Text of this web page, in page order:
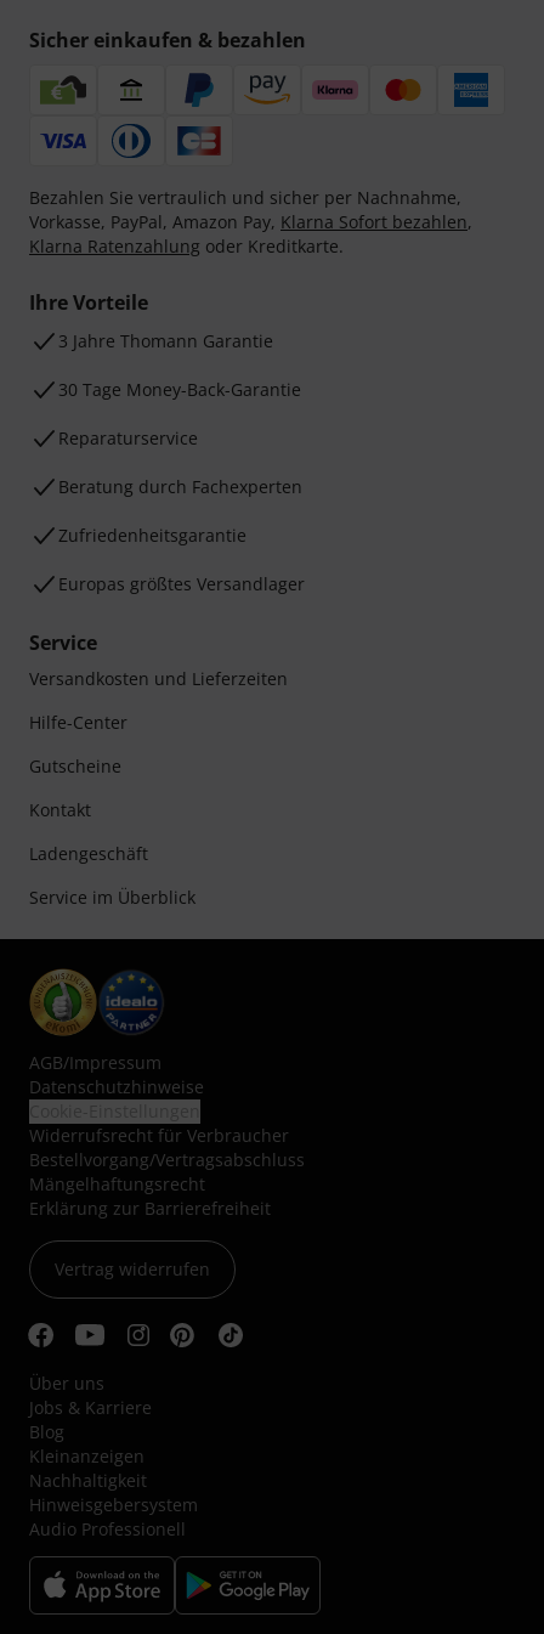
Sicher einkaufen & bezahlen
Bezahlen Sie vertraulich und sicher per Nachnahme,
Vorkasse, PayPal, Amazon Pay, Klarna Sofort bezahlen,
Klarna Ratenzahlung oder Kreditkarte.
Ihre Vorteile
3 Jahre Thomann Garantie
30 Tage Money-Back-Garantie
Reparaturservice
Beratung durch Fachexperten
Zufriedenheitsgarantie
Europas größtes Versandlager
Service
Versandkosten und Lieferzeiten
Hilfe-Center
Gutscheine
Kontakt
Ladengeschäft
Service im Überblick
AGB/Impressum
Datenschutzhinweise
Widerrufsrecht für Verbraucher
Bestellvorgang/Vertragsabschluss
Mängelhaftungsrecht
Erklärung zur Barrierefreiheit
Vertrag widerrufen
Über uns
Jobs & Karriere
Blog
Kleinanzeigen
Nachhaltigkeit
Hinweisgebersystem
Audio Professionell